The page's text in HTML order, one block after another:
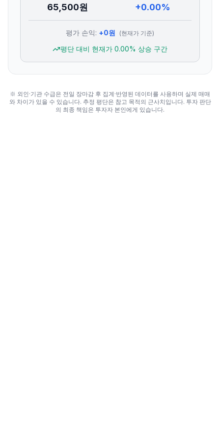
65,500원 +0.00%
평가 손익: +0원 (현재가 기준)
평단 대비 현재가 0.00% 상승 구간
※ 외인·기관 수급은 전일 장마감 후 집계·반영된 데이터를 사용하며 실제 매매
와 차이가 있을 수 있습니다. 추정 평단은 참고 목적의 근사치입니다. 투자 판단
의 최종 책임은 투자자 본인에게 있습니다.